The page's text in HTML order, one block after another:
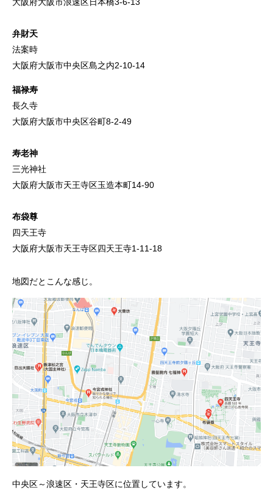
大阪府大阪市浪速区日本橋3-6-13
弁財天
法案時
大阪府大阪市中央区島之内2-10-14
福禄寿
長久寺
大阪府大阪市中央区谷町8-2-49
寿老神
三光神社
大阪府大阪市天王寺区玉造本町14-90
布袋尊
四天王寺
大阪府大阪市天王寺区四天王寺1-11-18
地図だとこんな感じ。
中央区～浪速区・天王寺区に位置しています。